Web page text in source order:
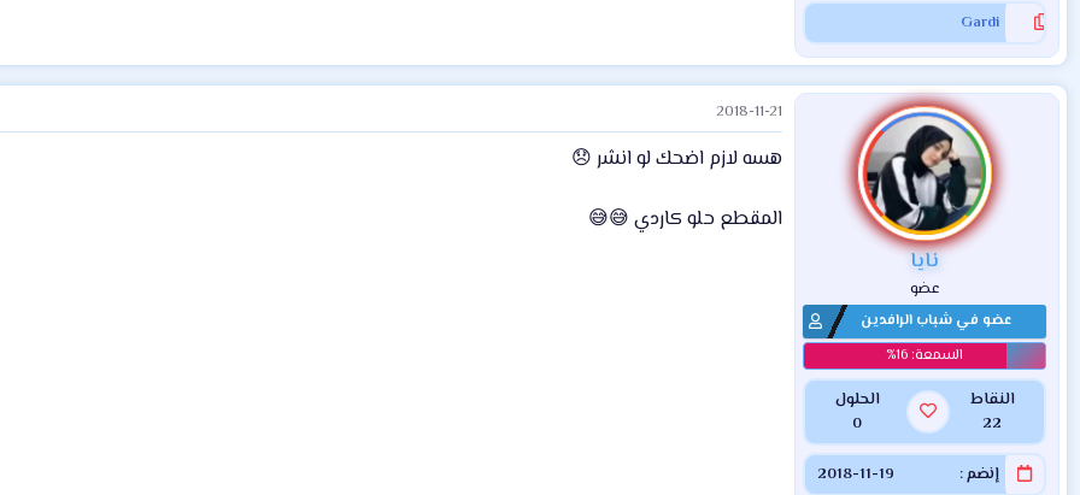
Gardi
نايا
عضو
عضو في شباب الرافدين
النقاط
22
الحلول
0
إنضم 2018-11-19
2018-11-21
هسه لازم اضحك لو انشر 😞
المقطع حلو كاردي 😅😅